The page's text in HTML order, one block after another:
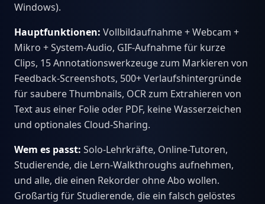
Windows).
Hauptfunktionen: Vollbildaufnahme + Webcam +
Mikro + System-Audio, GIF-Aufnahme für kurze
Clips, 15 Annotationswerkzeuge zum Markieren von
Feedback-Screenshots, 500+ Verlaufshintergründe
für saubere Thumbnails, OCR zum Extrahieren von
Text aus einer Folie oder PDF, keine Wasserzeichen
und optionales Cloud-Sharing.
Wem es passt: Solo-Lehrkräfte, Online-Tutoren,
Studierende, die Lern-Walkthroughs aufnehmen,
und alle, die einen Rekorder ohne Abo wollen.
Großartig für Studierende, die ein falsch gelöstes